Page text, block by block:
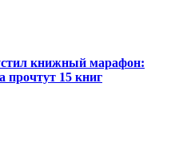
книжный марафон:
прочтут 15 книг